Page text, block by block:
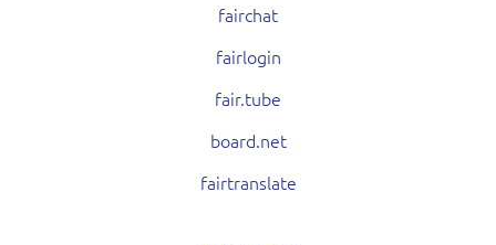
fairchat
fairlogin
fair.tube
board.net
fairtranslate